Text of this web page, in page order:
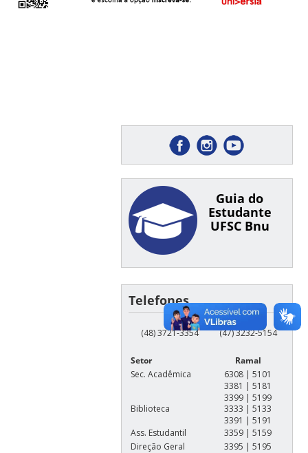
Guia do
Estudante
UFSC Bnu
Telefones
(48) 3721-3354 (47) 3232-5154
Setor
Ramal
Sec. Acadêmica
6308 | 5101
3381 | 5181
3399 | 5199
Biblioteca
3333 | 5133
3391 | 5191
Ass. Estudantil
3359 | 5159
Direção Geral
3395 | 5195